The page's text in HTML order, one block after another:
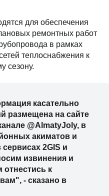
для обеспечения
ремонтных работ
в рамках
теплоснабжения к
сезону.
касательно
размещена на сайте
@AlmatyJoly, в
акиматов и
2GIS и
извинения и
к
- сказано в